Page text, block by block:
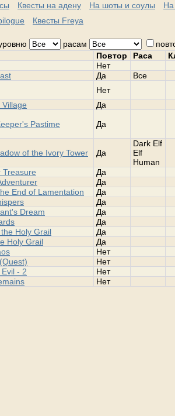
Квесты на адену На шоты и соулы На
Квесты Freya
расам
Повтор Раса
Нет
Да Все
Нет
Да
Pastime Да
of the Ivory Tower Да
Dark Elf
Elf
Human
Treasure Да
Да
End of Lamentation Да
Да
Dream
Да
Да
Holy Grail Да
Holy Grail
Да
Нет
Нет
- 2 Нет
Нет